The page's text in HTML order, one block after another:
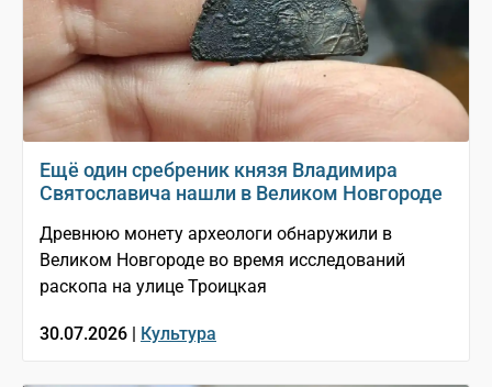
Ещё один сребреник князя Владимира
Святославича нашли в Великом Новгороде
Древнюю монету археологи обнаружили в
Великом Новгороде во время исследований
раскопа на улице Троицкая
30.07.2026 | Культура